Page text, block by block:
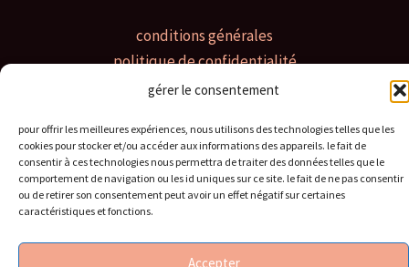
gérer le consentement
pour offrir les meilleures expériences, nous utilisons des technologies telles que les
cookies pour stocker et/ou accéder aux informations des appareils. le fait de
consentir à ces technologies nous permettra de traiter des données telles que le
comportement de navigation ou les id uniques sur ce site. le fait de ne pas consentir
ou de retirer son consentement peut avoir un effet négatif sur certaines
caractéristiques et fonctions.
Accepter
conditions générales
politique de confidentialité
contact
copyright © 2026 verrière intérieure paris